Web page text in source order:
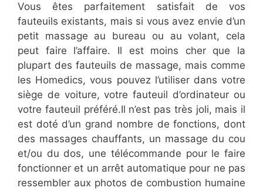
Vous êtes parfaitement satisfait de vos
fauteuils existants, mais si vous avez envie d’un
petit massage au bureau ou au volant, cela
peut faire l’affaire. Il est moins cher que la
plupart des fauteuils de massage, mais comme
les Homedics, vous pouvez l’utiliser dans votre
siège de voiture, votre fauteuil d’ordinateur ou
votre fauteuil préféré.Il n’est pas très joli, mais il
est doté d’un grand nombre de fonctions, dont
des massages chauffants, un massage du cou
et/ou du dos, une télécommande pour le faire
fonctionner et un arrêt automatique pour ne pas
ressembler aux photos de combustion humaine